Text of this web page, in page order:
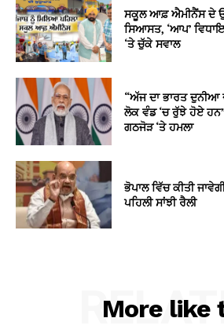
ਸਕੂਲ ਆਫ਼ ਐਮੀਨੈਂਸ ਦੇ
ਸਿਆਸਤ, ‘ਆਪ’
‘ਤੇ ਚੁੱਕੇ ਸਵਾਲ
“ਅੱਜ ਦਾ ਭਾਰਤ ਦੁਨੀਆ
ਲੋਕ ਵੰਡ ‘ਚ ਰੁੱਝੇ ਹੋਏ
ਗਠਜੋੜ ‘ਤੇ ਹਮਲਾ
ਭੋਪਾਲ ਵਿੱਚ ਕੀਤੀ
ਪਹਿਲੀ ਸਾਂਝੀ ਰੈਲੀ
More like